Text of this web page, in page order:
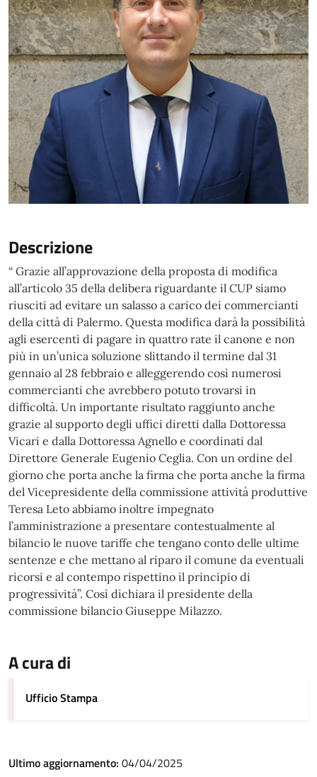
Descrizione
“ Grazie all’approvazione della proposta di modifica
all’articolo 35 della delibera riguardante il CUP siamo
riusciti ad evitare un salasso a carico dei commercianti
della città di Palermo. Questa modifica darà la possibilità
agli esercenti di pagare in quattro rate il canone e non
più in un’unica soluzione slittando il termine dal 31
gennaio al 28 febbraio e alleggerendo così numerosi
commercianti che avrebbero potuto trovarsi in
difficoltà. Un importante risultato raggiunto anche
grazie al supporto degli uffici diretti dalla Dottoressa
Vicari e dalla Dottoressa Agnello e coordinati dal
Direttore Generale Eugenio Ceglia. Con un ordine del
giorno che porta anche la firma che porta anche la firma
del Vicepresidente della commissione attività produttive
Teresa Leto abbiamo inoltre impegnato
l’amministrazione a presentare contestualmente al
bilancio le nuove tariffe che tengano conto delle ultime
sentenze e che mettano al riparo il comune da eventuali
ricorsi e al contempo rispettino il principio di
progressività”. Così dichiara il presidente della
commissione bilancio Giuseppe Milazzo.
A cura di
Ufficio Stampa
Ultimo aggiornamento: 04/04/2025